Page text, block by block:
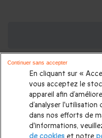
Cadeau anniversaire femme
Coffret cadeau Noël|
homme|Idée cadeau
Cadeau Couple |Cadeaux
des Pères|Cadeaux Saint
En cliquant sur «
vous acceptez le
appareil afin
d’analyser
dans nos efforts de
d'informations,
Continuer sans accepter